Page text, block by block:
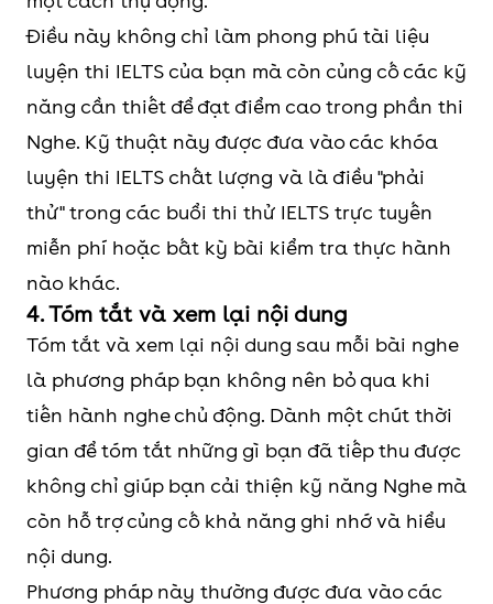
Điều này không chỉ làm phong phú tài liệu
luyện thi IELTS của bạn mà còn củng cố các kỹ
năng cần thiết để đạt điểm cao trong phần thi
Nghe. Kỹ thuật này được đưa vào các khóa
luyện thi IELTS chất lượng và là điều "phải
thử" trong các buổi thi thử IELTS trực tuyến
miễn phí hoặc bất kỳ bài kiểm tra thực hành
nào khác.
4. Tóm tắt và xem lại nội dung
Tóm tắt và xem lại nội dung sau mỗi bài nghe
là phương pháp bạn không nên bỏ qua khi
tiến hành nghe chủ động. Dành một chút thời
gian để tóm tắt những gì bạn đã tiếp thu được
không chỉ giúp bạn cải thiện kỹ năng Nghe mà
còn hỗ trợ củng cố khả năng ghi nhớ và hiểu
nội dung.
Phương pháp này thường được đưa vào các